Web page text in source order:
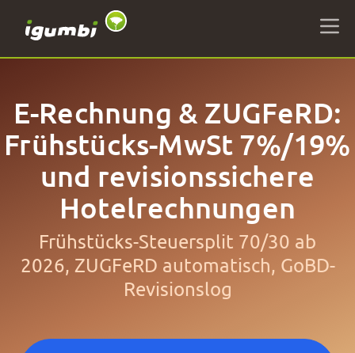
E-Rechnung & ZUGFeRD:
Frühstücks-MwSt 7%/19%
und revisionssichere
Hotelrechnungen
Frühstücks-Steuersplit 70/30 ab
2026, ZUGFeRD automatisch, GoBD-
Revisionslog